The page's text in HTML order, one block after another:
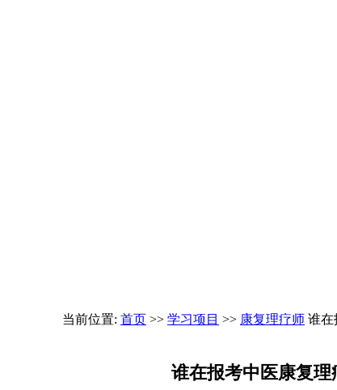
当前位置: 首页 >> 学习项目 >> 康复理疗师 谁在
谁在报考中医康复